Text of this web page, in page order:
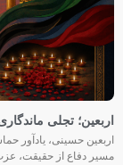
اربعین؛ تجلی
اربعین حسینی، یادآور
مسیر دفاع از حقیقت،